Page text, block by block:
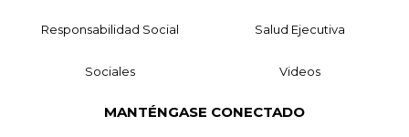
Responsabilidad Social Salud Ejecutiva
Sociales Videos
MANTÉNGASE CONECTADO